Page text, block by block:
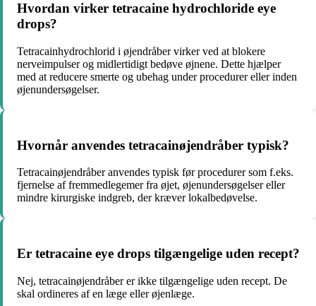
Hvordan virker tetracaine hydrochloride eye
drops?
Tetracainhydrochlorid i øjendråber virker ved at blokere
nerveimpulser og midlertidigt bedøve øjnene. Dette hjælper
med at reducere smerte og ubehag under procedurer eller inden
øjenundersøgelser.
Hvornår anvendes tetracainøjendråber typisk?
Tetracainøjendråber anvendes typisk før procedurer som f.eks.
fjernelse af fremmedlegemer fra øjet, øjenundersøgelser eller
mindre kirurgiske indgreb, der kræver lokalbedøvelse.
Er tetracaine eye drops tilgængelige uden recept?
Nej, tetracainøjendråber er ikke tilgængelige uden recept. De
skal ordineres af en læge eller øjenlæge.